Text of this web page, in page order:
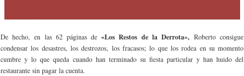
De hecho, en las 62 páginas de «Los Restos de la Derrota», Roberto consigue
condensar los desastres, los destrozos, los fracasos; lo que los rodea en su momento
cumbre y lo que queda cuando han terminado su fiesta particular y han huido del
restaurante sin pagar la cuenta.